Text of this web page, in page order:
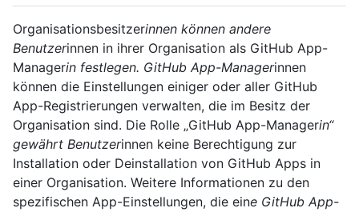
Organisationsbesitzerinnen können andere
Benutzerinnen in ihrer Organisation als GitHub App-
Managerin festlegen. GitHub App-Managerinnen
können die Einstellungen einiger oder aller GitHub
App-Registrierungen verwalten, die im Besitz der
Organisation sind. Die Rolle „GitHub App-Managerin“
gewährt Benutzerinnen keine Berechtigung zur
Installation oder Deinstallation von GitHub Apps in
einer Organisation. Weitere Informationen zu den
spezifischen App-Einstellungen, die eine GitHub App-